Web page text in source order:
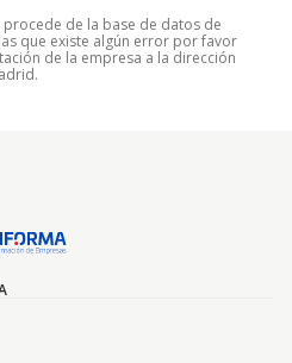
de la base de datos de
que existe algún error por favor
de la empresa a la dirección